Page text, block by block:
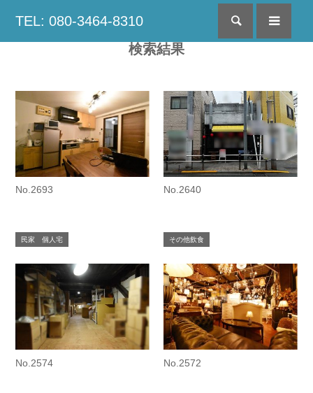
TEL: 080-3464-8310 検索
検索結果
No.2693
民家 個人宅
No.2640
その他飲食
No.2574 No.2572